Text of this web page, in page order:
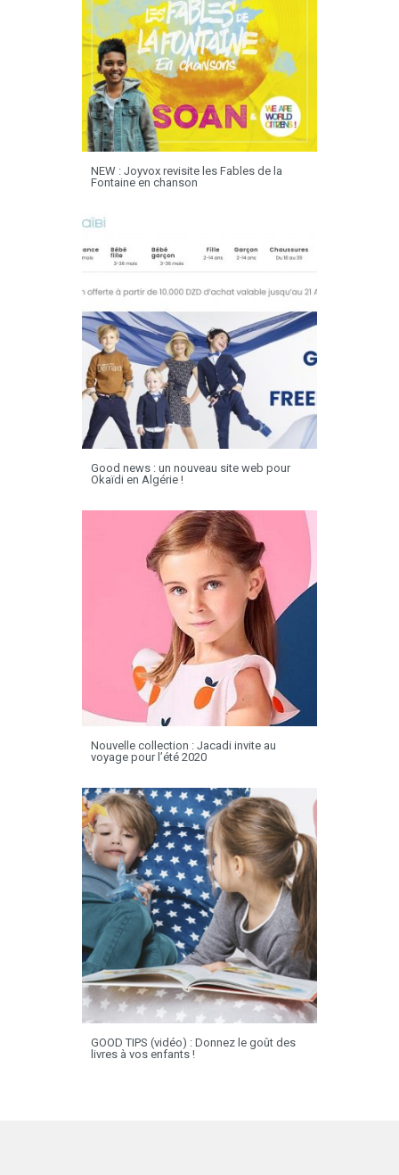
NEW : Joyvox revisite les Fables de la
Fontaine en chanson
Good news : un nouveau site web pour
Okaïdi en Algérie !
Nouvelle collection : Jacadi invite au
voyage pour l’été 2020
GOOD TIPS (vidéo) : Donnez le goût des
livres à vos enfants !